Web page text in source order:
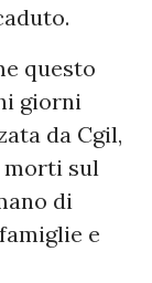
questo
giorni
da Cgil,
morti sul
di
e